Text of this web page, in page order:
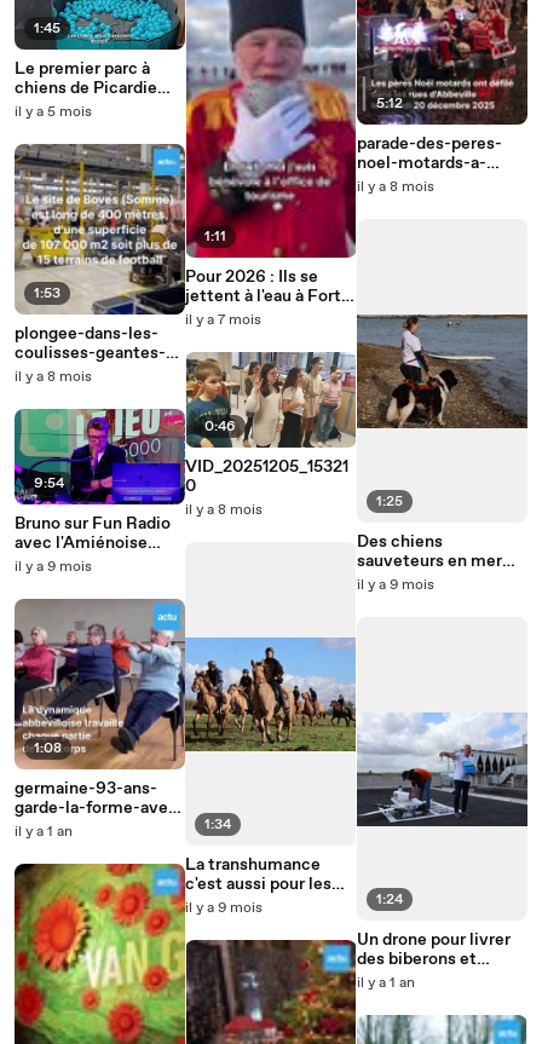
1:45
Le premier parc à
chiens de Picardie
vient d'ouvrir à
il y a 5 mois
1:53
plongee-dans-les-
coulisses-geantes-
damazon
il y a 8 mois
9:54
Bruno sur Fun Radio
avec l'Amiénoise
Priscillia, mardi 28
il y a 9 mois
1:08
germaine-93-ans-
garde-la-forme-avec-
la-gym
il y a 1 an
1:11
Pour 2026 : Ils se
jettent à l'eau à Fort-
Mahon
il y a 7 mois
0:46
VID_20251205_15321
0
il y a 8 mois
1:34
La transhumance
c'est aussi pour les
chevaux dans la baie
il y a 9 mois
5:12
parade-des-peres-
noel-motards-a-
abbeville
il y a 8 mois
1:25
Des chiens
sauveteurs en mer
dans la baie de
il y a 9 mois
1:24
Un drone pour livrer
des biberons et
analyses à l'hôpital
il y a 1 an